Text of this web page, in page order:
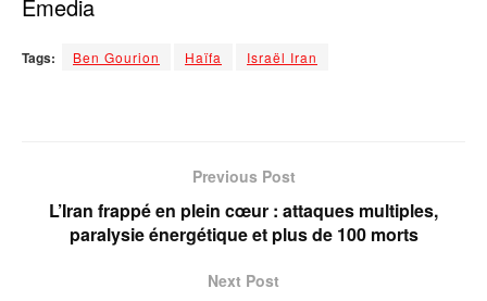
Emedia
Tags: Ben Gourion Haïfa Israël Iran
Previous Post
L’Iran frappé en plein cœur : attaques multiples,
paralysie énergétique et plus de 100 morts
Next Post